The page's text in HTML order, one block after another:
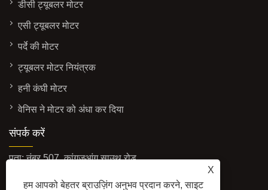
X
हम आपको बेहतर ब्राउज़िंग अनुभव प्रदान करने, साइट
डीसी ट्यूबलर मोटर
एसी ट्यूबलर मोटर
पर्दे की मोटर
ट्यूबलर मोटर नियंत्रक
हनी कंघी मोटर
वेनिस ने मोटर को अंधा कर दिया
संपर्क करें
पता: नंबर 507, कांगज़ुआंग साउथ रोड,